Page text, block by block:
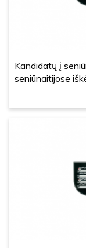
Kandidatų į
seniūnaitijose